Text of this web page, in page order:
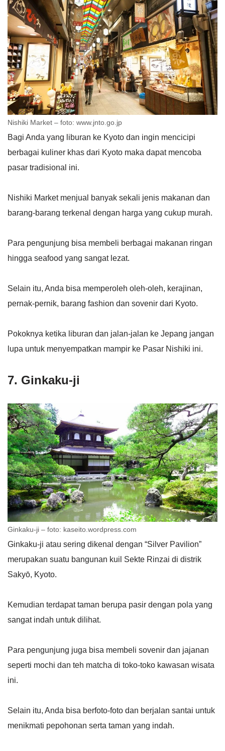
Nishiki Market – foto: www.jnto.go.jp
Bagi Anda yang liburan ke Kyoto dan ingin mencicipi
berbagai kuliner khas dari Kyoto maka dapat mencoba
pasar tradisional ini.
Nishiki Market menjual banyak sekali jenis makanan dan
barang-barang terkenal dengan harga yang cukup murah.
Para pengunjung bisa membeli berbagai makanan ringan
hingga seafood yang sangat lezat.
Selain itu, Anda bisa memperoleh oleh-oleh, kerajinan,
pernak-pernik, barang fashion dan sovenir dari Kyoto.
Pokoknya ketika liburan dan jalan-jalan ke Jepang jangan
lupa untuk menyempatkan mampir ke Pasar Nishiki ini.
7. Ginkaku-ji
Ginkaku-ji – foto: kaseito.wordpress.com
Ginkaku-ji atau sering dikenal dengan “Silver Pavilion”
merupakan suatu bangunan kuil Sekte Rinzai di distrik
Sakyō, Kyoto.
Kemudian terdapat taman berupa pasir dengan pola yang
sangat indah untuk dilihat.
Para pengunjung juga bisa membeli sovenir dan jajanan
seperti mochi dan teh matcha di toko-toko kawasan wisata
ini.
Selain itu, Anda bisa berfoto-foto dan berjalan santai untuk
menikmati pepohonan serta taman yang indah.